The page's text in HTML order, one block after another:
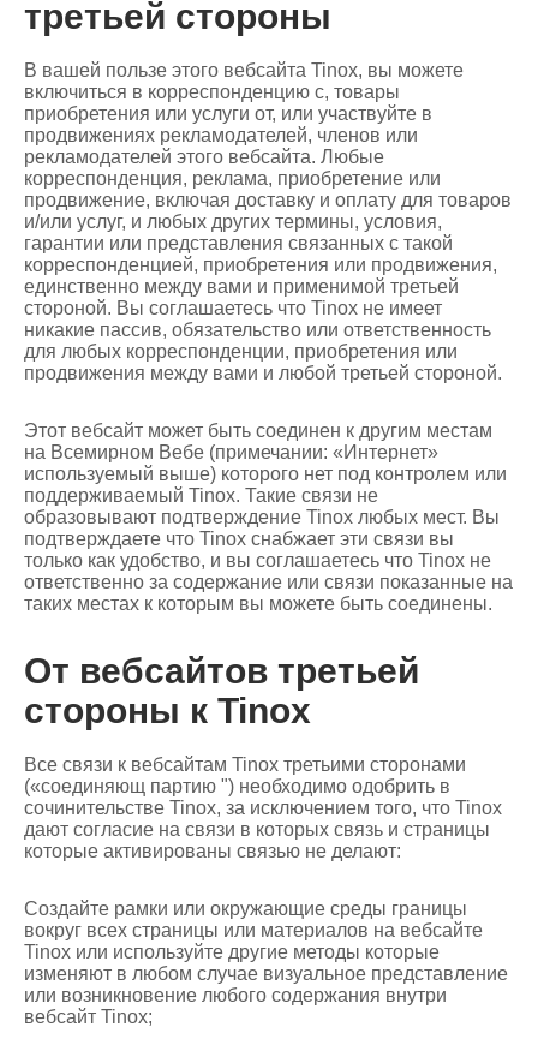
третьей стороны
В вашей пользе этого вебсайта Tinox, вы можете
включиться в корреспонденцию с, товары
приобретения или услуги от, или участвуйте в
продвижениях рекламодателей, членов или
рекламодателей этого вебсайта. Любые
корреспонденция, реклама, приобретение или
продвижение, включая доставку и оплату для товаров
и/или услуг, и любых других термины, условия,
гарантии или представления связанных с такой
корреспонденцией, приобретения или продвижения,
единственно между вами и применимой третьей
стороной. Вы соглашаетесь что Tinox не имеет
никакие пассив, обязательство или ответственность
для любых корреспонденции, приобретения или
продвижения между вами и любой третьей стороной.
Этот вебсайт может быть соединен к другим местам
на Всемирном Вебе (примечании: «Интернет»
используемый выше) которого нет под контролем или
поддерживаемый Tinox. Такие связи не
образовывают подтверждение Tinox любых мест. Вы
подтверждаете что Tinox снабжает эти связи вы
только как удобство, и вы соглашаетесь что Tinox не
ответственно за содержание или связи показанные на
таких местах к которым вы можете быть соединены.
От вебсайтов третьей
стороны к Tinox
Все связи к вебсайтам Tinox третьими сторонами
(«соединяющ партию ") необходимо одобрить в
сочинительстве Tinox, за исключением того, что Tinox
дают согласие на связи в которых связь и страницы
которые активированы связью не делают:
Создайте рамки или окружающие среды границы
вокруг всех страницы или материалов на вебсайте
Tinox или используйте другие методы которые
изменяют в любом случае визуальное представление
или возникновение любого содержания внутри
вебсайт Tinox;